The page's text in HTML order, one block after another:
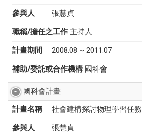
參與人 張慧貞
職稱/擔任之工作 主持人
計畫期間 2008.08 ~ 2011.07
補助/委託或合作機構 國科會
國科會計畫
計畫名稱
社會建構探討物理學習任務
參與人 張慧貞